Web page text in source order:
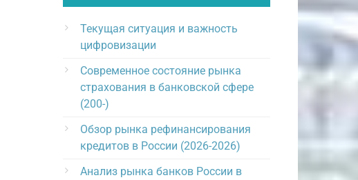
Текущая ситуация и важность
цифровизации
Современное состояние рынка
страхования в банковской сфере
(200-)
Обзор рынка рефинансирования
кредитов в России (2026-2026)
Анализ рынка банков России в